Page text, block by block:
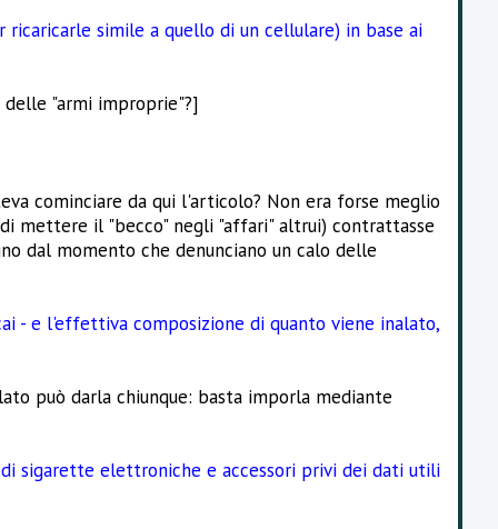
simile a quello di un cellulare) in base ai
delle "armi improprie"?]
cominciare da qui l'articolo? Non era forse meglio
mettere il "becco" negli "affari" altrui) contrattasse
dal momento che denunciano un calo delle
- e l'effettiva composizione di quanto viene inalato,
può darla chiunque: basta imporla mediante
sigarette elettroniche e accessori privi dei dati utili